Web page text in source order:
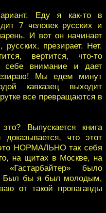
Еду я как-то в
7 человек русских и
И вот он начинает
презирает. Нет.
вертится, что-то
себе внимание и дает
Мы едем минут
кавказец выходит
все превращаются в
Выпускается книга
доказывается, что этот
НОРМАЛЬНО так себя
на щитах в Москве, на
«Гастарбайтер» было
Был бы я был молодым,
от такой пропаганды